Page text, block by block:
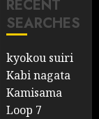
RECENT
SEARCHES
kyokou suiri
Kabi nagata
Kamisama
Loop 7